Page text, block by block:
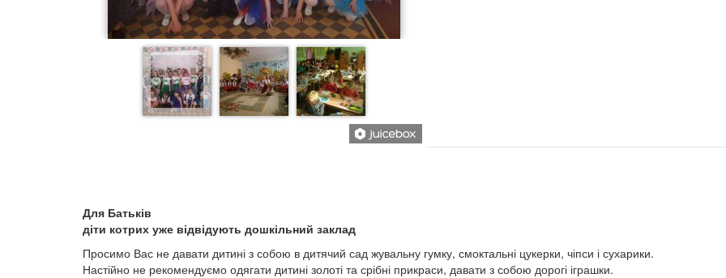
Для Батьків
діти котрих уже відвідують дошкільний заклад
Просимо Вас не давати дитині з собою в дитячий сад жувальну гумку, смоктальні цукерки, чіпси і сухарики.
Настійно не рекомендуємо одягати дитині золоті та срібні прикраси, давати з собою дорогі іграшки.